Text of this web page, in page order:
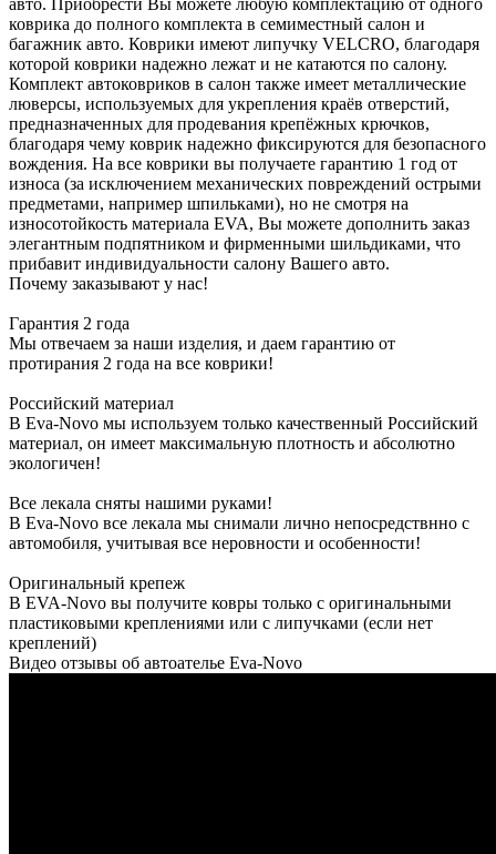
коврика до полного комплекта в семиместный салон и
багажник авто. Коврики имеют липучку VELCRO, благодаря
которой коврики надежно лежат и не катаются по салону.
Комплект автоковриков в салон также имеет металлические
люверсы, используемых для укрепления краёв отверстий,
предназначенных для продевания крепёжных крючков,
благодаря чему коврик надежно фиксируются для безопасного
вождения. На все коврики вы получаете гарантию 1 год от
износа (за исключением механических повреждений острыми
предметами, например шпильками), но не смотря на
износотойкость материала EVA, Вы можете дополнить заказ
элегантным подпятником и фирменными шильдиками, что
прибавит индивидуальности салону Вашего авто.
Почему заказывают у нас!
Гарантия 2 года
Мы отвечаем за наши изделия, и даем гарантию от
протирания 2 года на все коврики!
Российский материал
В Eva-Novo мы используем только качественный Российский
материал, он имеет максимальную плотность и абсолютно
экологичен!
Все лекала сняты нашими руками!
В Eva-Novo все лекала мы снимали лично непосредствнно с
автомобиля, учитывая все неровности и особенности!
Оригинальный крепеж
В EVA-Novo вы получите ковры только с оригинальными
пластиковыми креплениями или с липучками (если нет
креплений)
Видео отзывы об автоателье Eva-Novo